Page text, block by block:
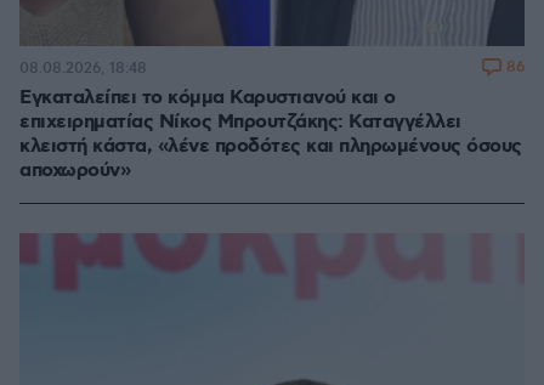
Εγκαταλείπει το κόμμα Καρυστιανού και ο
επιχειρηματίας Νίκος Μπρουτζάκης: Καταγγέλλει
κλειστή κάστα, «λένε προδότες και πληρωμένους όσους
αποχωρούν»
08.08.2026, 18:48 86